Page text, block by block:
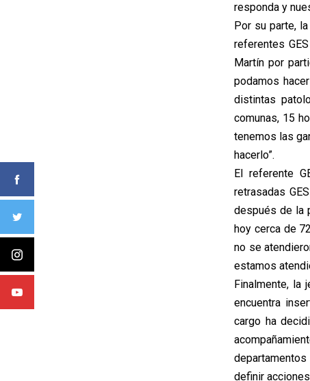
responda y
Por su parte,
referentes
Martín por
podamos
distintas
comunas, 15
tenemos las
hacerlo”.
El referente
retrasadas
después de la
hoy cerca de
no se
estamos
Finalmente, la
encuentra
cargo ha
definir